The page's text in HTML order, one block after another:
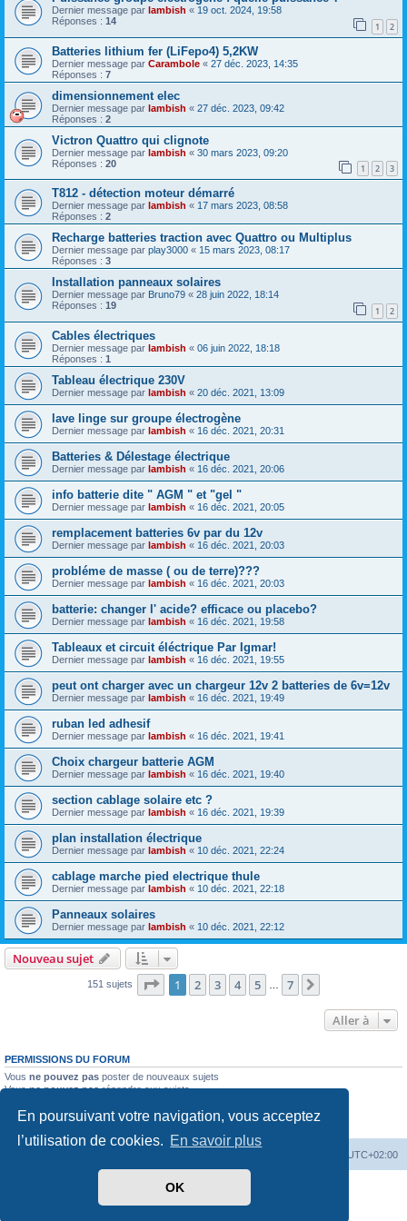
En poursuivant votre navigation, vous acceptez
l’utilisation de cookies. En savoir plus
OK
Dernier message par lambish « 19 oct. 2024, 19:58
Réponses : 14 1 2
Batteries lithium fer (LiFepo4) 5,2KW
Dernier message par Carambole « 27 déc. 2023, 14:35
Réponses : 7
dimensionnement elec
Dernier message par lambish « 27 déc. 2023, 09:42
Réponses : 2
Victron Quattro qui clignote
Dernier message par lambish « 30 mars 2023, 09:20
Réponses : 20 1 2 3
T812 - détection moteur démarré
Dernier message par lambish « 17 mars 2023, 08:58
Réponses : 2
Recharge batteries traction avec Quattro ou Multiplus
Dernier message par play3000 « 15 mars 2023, 08:17
Réponses : 3
Installation panneaux solaires
Dernier message par Bruno79 « 28 juin 2022, 18:14
Réponses : 19 1 2
Cables électriques
Dernier message par lambish « 06 juin 2022, 18:18
Réponses : 1
Tableau électrique 230V
Dernier message par lambish « 20 déc. 2021, 13:09
lave linge sur groupe électrogène
Dernier message par lambish « 16 déc. 2021, 20:31
Batteries & Délestage électrique
Dernier message par lambish « 16 déc. 2021, 20:06
info batterie dite " AGM " et "gel "
Dernier message par lambish « 16 déc. 2021, 20:05
remplacement batteries 6v par du 12v
Dernier message par lambish « 16 déc. 2021, 20:03
probléme de masse ( ou de terre)???
Dernier message par lambish « 16 déc. 2021, 20:03
batterie: changer l' acide? efficace ou placebo?
Dernier message par lambish « 16 déc. 2021, 19:58
Tableaux et circuit éléctrique Par Igmar!
Dernier message par lambish « 16 déc. 2021, 19:55
peut ont charger avec un chargeur 12v 2 batteries de 6v=12v
Dernier message par lambish « 16 déc. 2021, 19:49
ruban led adhesif
Dernier message par lambish « 16 déc. 2021, 19:41
Choix chargeur batterie AGM
Dernier message par lambish « 16 déc. 2021, 19:40
section cablage solaire etc ?
Dernier message par lambish « 16 déc. 2021, 19:39
plan installation électrique
Dernier message par lambish « 10 déc. 2021, 22:24
cablage marche pied electrique thule
Dernier message par lambish « 10 déc. 2021, 22:18
Panneaux solaires
Dernier message par lambish « 10 déc. 2021, 22:12
Nouveau sujet
151 sujets Page 1sur7
1 2 3 4 5 7
Aller à
PERMISSIONS DU FORUM
Vous ne pouvez pas poster de nouveaux sujets
Vousne pouvez pasrépondre aux sujets
Vousne pouvez passupprimer vos messages
ne pouvez pas joindre des fichiers
UTC+02:00
phpBB ® Forum Software © phpBB Limited
Traduit parphpBB-fr.com